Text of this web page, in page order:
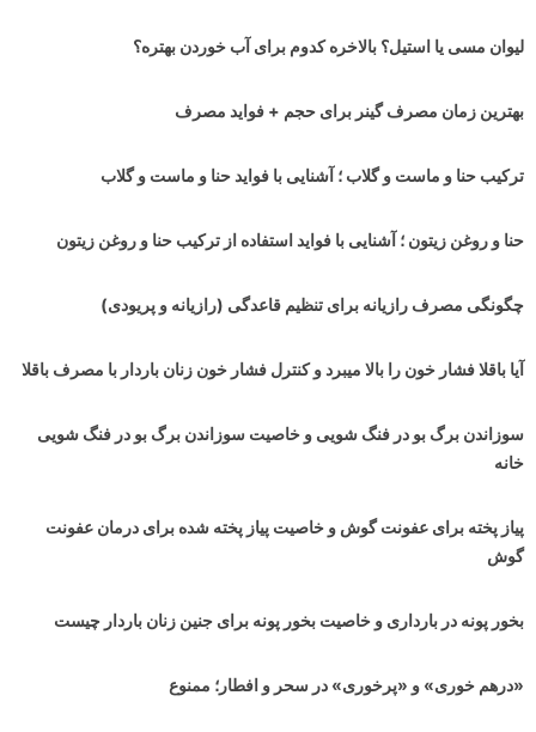
لیوان مسی یا استیل؟ بالاخره کدوم برای آب خوردن بهتره؟
بهترین زمان مصرف گینر برای حجم + فواید مصرف
ترکیب حنا و ماست و گلاب ؛ آشنایی با فواید حنا و ماست و گلاب
حنا و روغن زیتون ؛ آشنایی با فواید استفاده از ترکیب حنا و روغن زیتون
چگونگی مصرف رازیانه برای تنظیم قاعدگی (رازیانه و پریودی)
آیا باقلا فشار خون را بالا میبرد و کنترل فشار خون زنان باردار با مصرف باقلا
سوزاندن برگ بو در فنگ شویی و خاصیت سوزاندن برگ بو در فنگ شویی
خانه
پیاز پخته برای عفونت گوش و خاصیت پیاز پخته شده برای درمان عفونت
گوش
بخور پونه در بارداری و خاصیت بخور پونه برای جنین زنان باردار چیست
«درهم خوری» و «پرخوری» در سحر و افطار؛ ممنوع